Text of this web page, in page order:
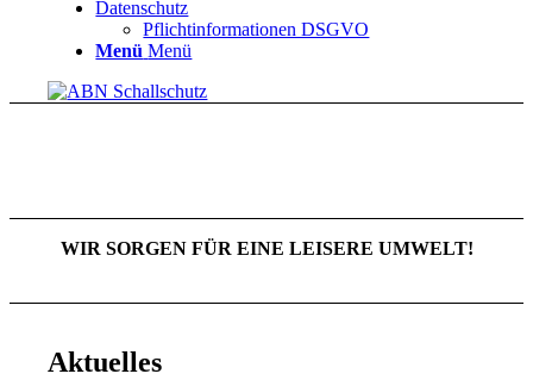
Datenschutz
Pflichtinformationen DSGVO
Menü Menü
WIR SORGEN FÜR EINE LEISERE UMWELT!
Aktuelles